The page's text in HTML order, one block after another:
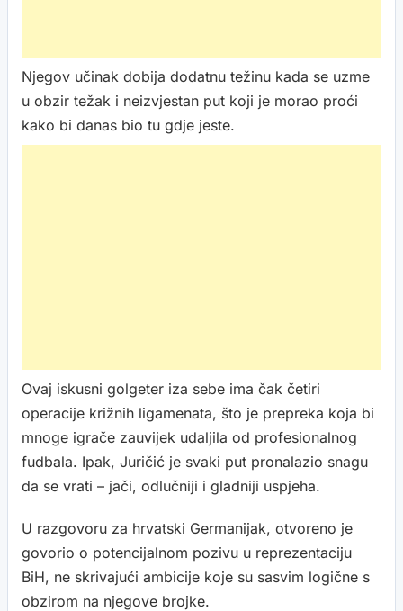
Njegov učinak dobija dodatnu težinu kada se uzme
u obzir težak i neizvjestan put koji je morao proći
kako bi danas bio tu gdje jeste.
Ovaj iskusni golgeter iza sebe ima čak četiri
operacije križnih ligamenata, što je prepreka koja bi
mnoge igrače zauvijek udaljila od profesionalnog
fudbala. Ipak, Juričić je svaki put pronalazio snagu
da se vrati – jači, odlučniji i gladniji uspjeha.
U razgovoru za hrvatski Germanijak, otvoreno je
govorio o potencijalnom pozivu u reprezentaciju
BiH, ne skrivajući ambicije koje su sasvim logične s
obzirom na njegove brojke.